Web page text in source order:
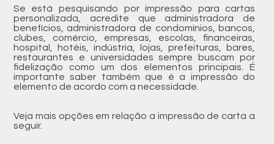
Se está pesquisando por impressão para cartas
personalizada, acredite que administradora de
benefícios, administradora de condomínios, bancos,
clubes, comércio, empresas, escolas, financeiras,
hospital, hotéis, indústria, lojas, prefeituras, bares,
restaurantes e universidades sempre buscam por
fidelização como um dos elementos principais. É
importante saber também que é a impressão do
elemento de acordo com a necessidade.
Veja mais opções em relação a impressão de carta a
seguir.